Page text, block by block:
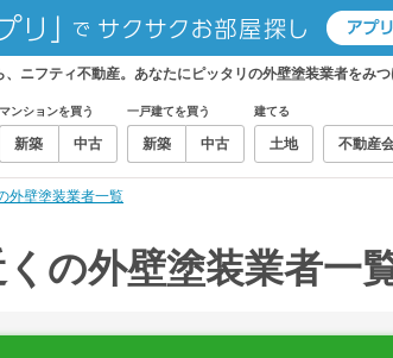
、ニフティ不動産。あなたにピッタリの外壁塗装業者をみつ
マンションを買う
新築 中古
一戸建てを買う
新築 中古
建てる
土地 不動産
外壁塗装業者一覧
くの外壁塗装業者一